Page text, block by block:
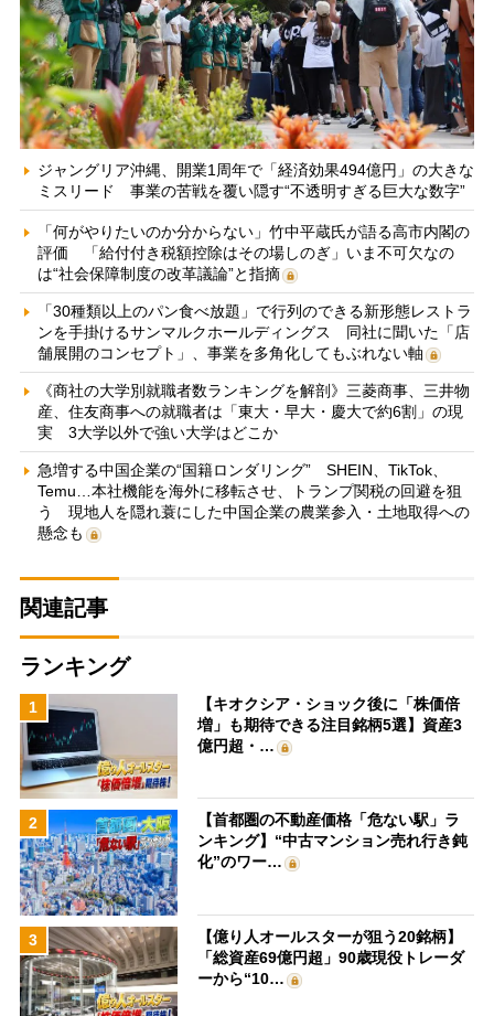
ジャングリア沖縄、開業1周年で「経済効果494億円」の大きな
ミスリード 事業の苦戦を覆い隠す“不透明すぎる巨大な数字”
「何がやりたいのか分からない」竹中平蔵氏が語る高市内閣の
評価 「給付付き税額控除はその場しのぎ」いま不可欠なの
は“社会保障制度の改革議論”と指摘
「30種類以上のパン食べ放題」で行列のできる新形態レストラ
ンを手掛けるサンマルクホールディングス 同社に聞いた「店
舗展開のコンセプト」、事業を多角化してもぶれない軸
《商社の大学別就職者数ランキングを解剖》三菱商事、三井物
産、住友商事への就職者は「東大・早大・慶大で約6割」の現
実 3大学以外で強い大学はどこか
急増する中国企業の“国籍ロンダリング” SHEIN、TikTok、
Temu…本社機能を海外に移転させ、トランプ関税の回避を狙
う 現地人を隠れ蓑にした中国企業の農業参入・土地取得への
懸念も
関連記事
ランキング
1
【キオクシア・ショック後に「株価倍
増」も期待できる注目銘柄5選】資産3
億円超・…
2
【首都圏の不動産価格「危ない駅」ラ
ンキング】“中古マンション売れ行き鈍
化”のワー…
3
【億り人オールスターが狙う20銘柄】
「総資産69億円超」90歳現役トレーダ
ーから“10…